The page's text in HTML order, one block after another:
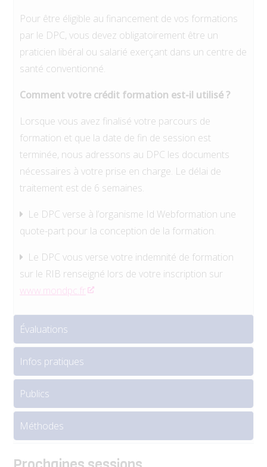
Pour être éligible au financement de vos formations
par le DPC, vous devez obligatoirement être un
praticien libéral ou salarié exerçant dans un centre de
santé conventionné.
Comment votre crédit formation est-il utilisé ?
Lorsque vous avez finalisé votre parcours de
formation et que la date de fin de session est
terminée, nous adressons au DPC les documents
nécessaires à votre prise en charge. Le délai de
traitement est de 6 semaines.
Le DPC verse à l’organisme Id Webformation une
quote-part pour la conception de la formation.
Le DPC vous verse votre indemnité de formation
sur le RIB renseigné lors de votre inscription sur
www.mondpc.fr
Évaluations
Infos pratiques
Publics
Méthodes